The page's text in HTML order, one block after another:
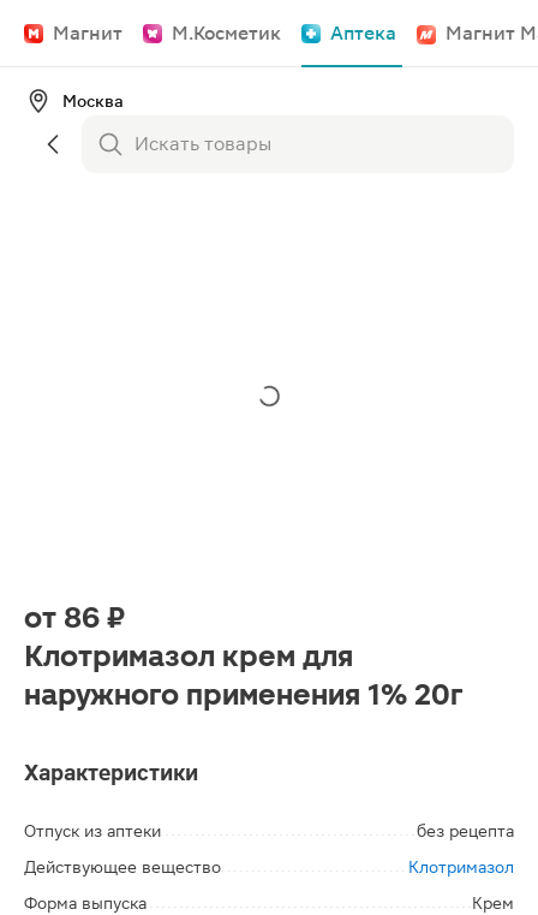
Магнит М.Косметик Аптека Магнит
Москва
от 86 ₽
Клотримазол крем для
наружного применения 1% 20г
Характеристики
Отпуск из аптеки
без рецепта
Действующее вещество
Клотримазол
Форма выпуска
Крем